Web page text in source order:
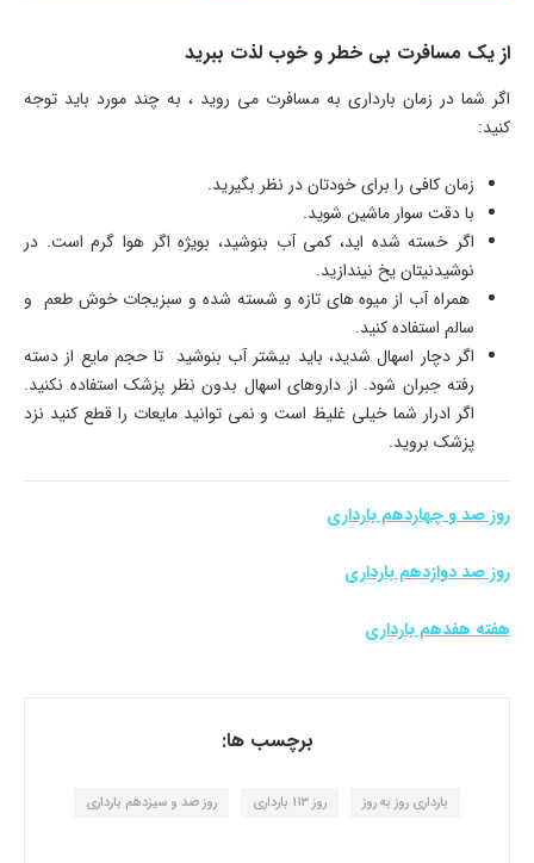
از یک مسافرت بی خطر و خوب لذت ببرید
اگر شما در زمان بارداری به مسافرت می روید ، به چند مورد باید توجه
کنید:
زمان کافی را برای خودتان در نظر بگیرید.
با دقت سوار ماشین شوید.
اگر خسته شده اید، کمی آب بنوشید، بویژه اگر هوا گرم است. در
نوشیدنیتان یخ نیندازید.
همراه آب از میوه های تازه و شسته شده و سبزیجات خوش طعم و
سالم استفاده کنید.
اگر دچار اسهال شدید، باید بیشتر آب بنوشید تا حجم مایع از دسته
رفته جبران شود. از داروهای اسهال بدون نظر پزشک استفاده نکنید.
اگر ادرار شما خیلی غلیظ است و نمی توانید مایعات را قطع کنید نزد
پزشک بروید.
روز صد و چهاردهم بارداری
روز صد دوازدهم بارداری
هفته هفدهم بارداری
برچسب ها:
بارداری روز به روز روز 113 بارداری روز صد و سیزدهم بارداری